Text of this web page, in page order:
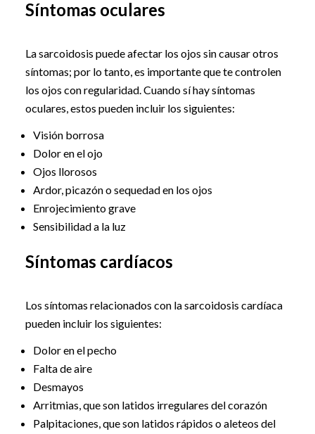
Síntomas oculares
La sarcoidosis puede afectar los ojos sin causar otros
síntomas; por lo tanto, es importante que te controlen
los ojos con regularidad. Cuando sí hay síntomas
oculares, estos pueden incluir los siguientes:
Visión borrosa
Dolor en el ojo
Ojos llorosos
Ardor, picazón o sequedad en los ojos
Enrojecimiento grave
Sensibilidad a la luz
Síntomas cardíacos
Los síntomas relacionados con la sarcoidosis cardíaca
pueden incluir los siguientes:
Dolor en el pecho
Falta de aire
Desmayos
Arritmias, que son latidos irregulares del corazón
Palpitaciones, que son latidos rápidos o aleteos del